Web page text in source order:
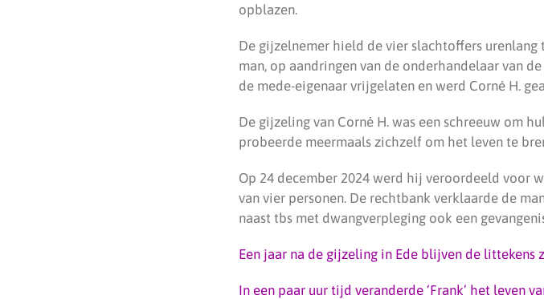
opblazen.
De gijzelnemer hield de vier slachtoffers
man, op aandringen van de onderhandelaar van
de mede-eigenaar vrijgelaten en werd Corné H.
De gijzeling van Corné H. was een schreeuw om
probeerde meermaals zichzelf om het leven te
Op 24 december 2024 werd hij veroordeeld voor
van vier personen. De rechtbank verklaarde de
naast tbs met dwangverpleging ook een
Een jaar na de gijzeling in Ede blijven de littekens
In een paar uur tijd veranderde ‘Frank’ het leven